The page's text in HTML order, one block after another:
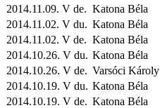
2014.11.09. V de. Katona Béla
2014.11.02. V du. Katona Béla
2014.11.02. V de. Katona Béla
2014.10.26. V du. Katona Béla
2014.10.26. V de. Varsóci Károly
2014.10.19. V du. Katona Béla
2014.10.19. V de. Katona Béla